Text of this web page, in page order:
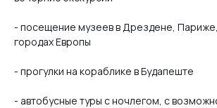
- посещение музеев в Дрездене,
городах Европы
- прогулки на кораблике в Будапеште
- автобусные туры с ночлегом, с